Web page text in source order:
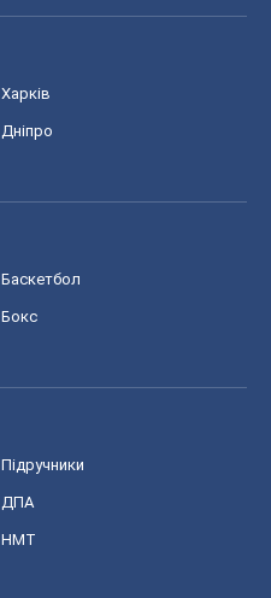
Харків
Дніпро
Баскетбол
Бокс
Підручники
ДПА
НМТ